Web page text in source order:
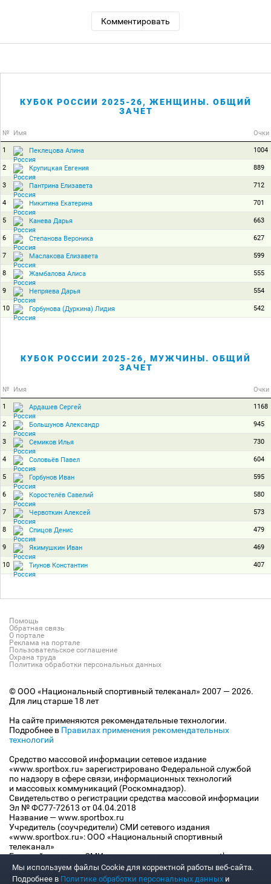
Комментировать
КУБОК РОССИИ 2025-26, ЖЕНЩИНЫ. ОБЩИЙ
ЗАЧЕТ
№ Имя Очки
1 Пеклецова Алина 1004
2 Крупицкая Евгения 889
3 Пантрина Елизавета 712
4 Никитина Екатерина 701
5 Канева Дарья 663
6 Степанова Вероника 627
7 Маслакова Елизавета 599
8 Жамбалова Алиса 555
9 Непряева Дарья 554
10 Горбунова (Дуркина) Лидия 542
КУБОК РОССИИ 2025-26, МУЖЧИНЫ. ОБЩИЙ
ЗАЧЕТ
№ Имя Очки
1 Ардашев Сергей 1168
2 Большунов Александр 945
3 Семиков Илья 730
4 Соловьёв Павел 604
5 Горбунов Иван 595
6 Коростелёв Савелий 580
7 Червоткин Алексей 573
8 Спицов Денис 479
9 Якимушкин Иван 469
10 Тиунов Константин 407
Помощь
Обратная связь
О портале
Реклама на портале
Пользовательское соглашение
Охрана труда
Политика обработки персональных данных
© ООО «Национальный спортивный телеканал» 2007 — 2026.
Для лиц старше 18 лет
На сайте применяются рекомендательные технологии.
Подробнее в Правилах применения рекомендательных
технологий
Средство массовой информации сетевое издание
«www.sportbox.ru» зарегистрировано Федеральной службой
по надзору в сфере связи, информационных технологий
и массовых коммуникаций (Роскомнадзор).
Свидетельство о регистрации средства массовой информации
Эл № ФС77-72613 от 04.04.2018
Название — www.sportbox.ru
Учредитель (соучредители) СМИ сетевого издания
«www.sportbox.ru»: ООО «Национальный спортивный
телеканал»
Главный редактор СМИ сетевого издания «www.sportbox.ru»:
Конов В.А.
Номер телефона редакции СМИ сетевого издания
Мы используем файлы Сookie для корректной работы веб-сайта.
Подробнее в Политике обработки персональных данных и